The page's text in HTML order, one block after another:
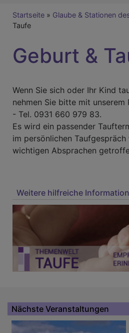
Breadcrumb
Startseite Glaube & Stationen
Taufe
Geburt &
Wenn Sie sich oder Ihr Kind
nehmen Sie bitte mit
- Tel. 0931 660 979 83.
Es wird ein passender
im persönlichen
wichtigen Absprachen
Weitere hilfreiche
Nächste Veranstaltungen